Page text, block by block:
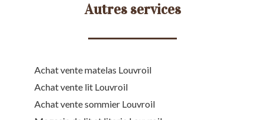
Autres services
Achat vente matelas Louvroil
Achat vente lit Louvroil
Achat vente sommier Louvroil